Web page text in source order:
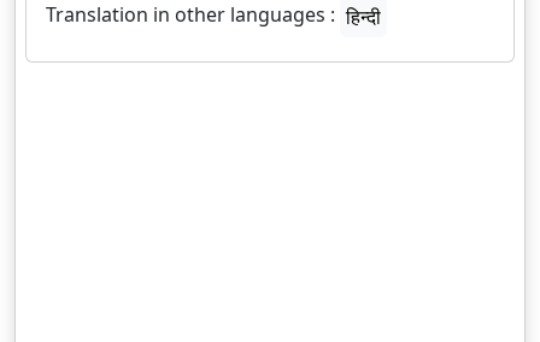
Translation in other languages : हिन्दी